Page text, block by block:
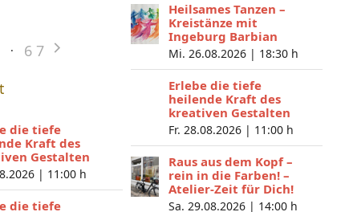
6 7
die tiefe
Kraft des
Gestalten
| 11:00 h
die tiefe
Heilsames Tanzen –
Kreistänze mit
Ingeburg Barbian
Mi. 26.08.2026 | 18:30 h
Erlebe die tiefe
heilende Kraft des
kreativen Gestalten
Fr. 28.08.2026 | 11:00 h
Raus aus dem Kopf –
rein in die Farben! –
Atelier-Zeit für Dich!
Sa. 29.08.2026 | 14:00 h